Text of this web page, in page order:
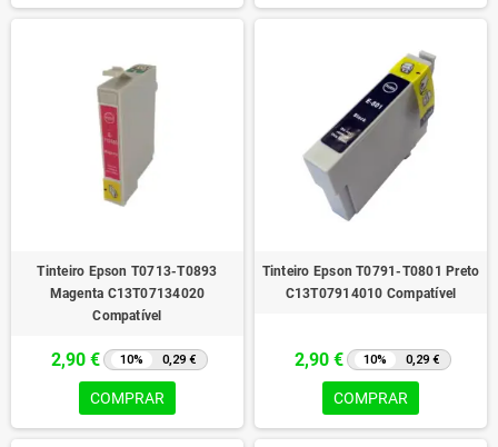
Tinteiro Epson T0713-T0893
Magenta C13T07134020
Compatível
2,90 € 10% 0,29 €
COMPRAR
Tinteiro Epson T0791-T0801 Preto
C13T07914010 Compatível
2,90 € 10% 0,29 €
COMPRAR